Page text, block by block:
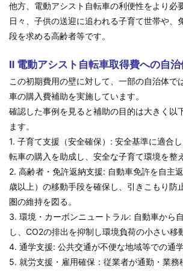
他方、電動アシスト自転車の利便性をより必
日々、子供の送迎に追われる子育て世帯や、
段を求める高齢者等です。
Ⅱ 電動アシスト自転車取得費への自
この初期費用の壁に対して、一部の自治体で
車の購入費補助を実施しています。
確認した事例を見ると補助の目的は大きく以
ます。
1. 子育て支援（安全確保）: 安全基準に適合
転車の購入を助成し、安全な子育て環境を整
2. 高齢者・免許返納支援: 自動車免許を自主
歳以上）の移動手段を確保し、引きこもり防
圏の維持を図る。
3. 環境・カーボンニュートラル: 自動車から
し、CO2の排出を抑制し環境負荷の小さい移
4. 通学支援: 公共交通が不便な地域等での通
5. 就労支援・雇用確保：従業者が通勤・業務